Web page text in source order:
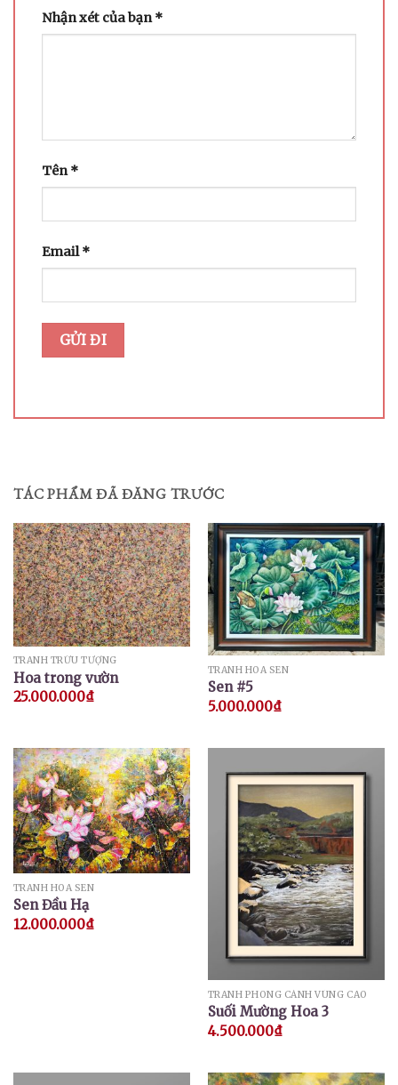
Nhận xét của bạn*
Tên*
Email*
TÁC PHẨM ĐÃ ĐĂNG TRƯỚC
TRANH TRỪU TƯỢNG
Hoa trong vườn
25.000.000₫
TRANH HOA SEN
Sen #5
5.000.000₫
TRANH HOA SEN
Sen Đầu Hạ
12.000.000₫
TRANH PHONG CẢNH VÙNG CAO
Suối Mường Hoa 3
4.500.000₫